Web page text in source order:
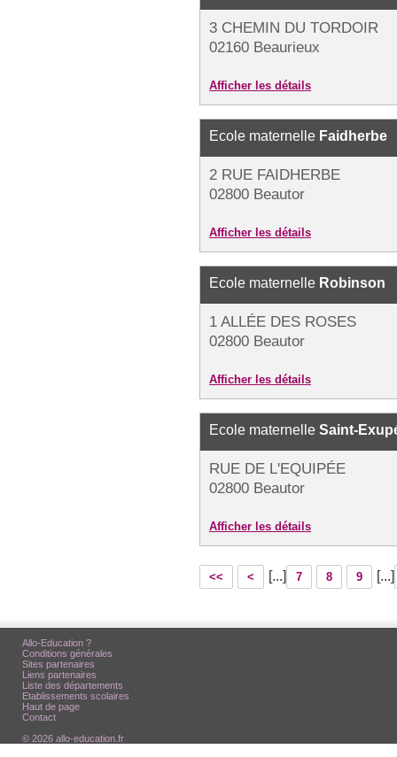
3 CHEMIN DU TORDOIR
02160 Beaurieux
Afficher les détails
Ecole maternelle Faidherbe
2 RUE FAIDHERBE
02800 Beautor
Afficher les détails
Ecole maternelle Robinson
1 ALLÉE DES ROSES
02800 Beautor
Afficher les détails
Ecole maternelle Saint-
RUE DE L'EQUIPÉE
02800 Beautor
Afficher les détails
<< < [...] 7 8 9 [...]
Allo-Education ?
Conditions générales
Sites partenaires
Liens partenaires
Liste des départements
Etablissements scolaires
Haut de page
Contact
© 2026 allo-education.fr